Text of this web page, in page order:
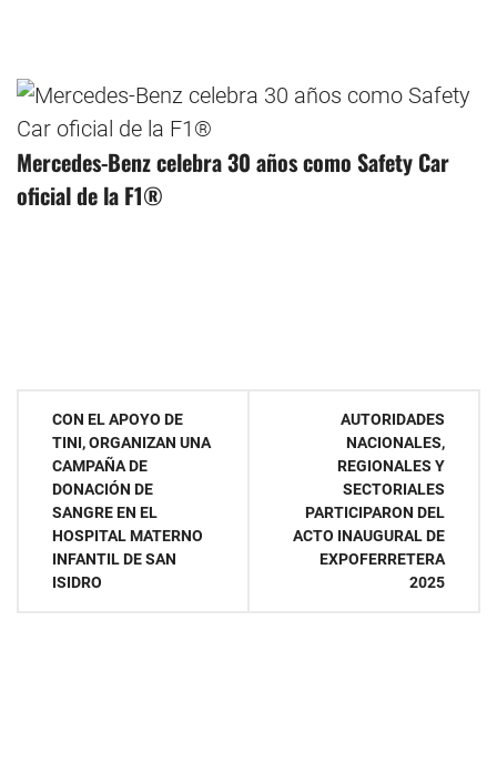
Mercedes-Benz celebra 30 años como Safety Car
oficial de la F1®
Navegación
entradas
CON EL APOYO DE
TINI, ORGANIZAN UNA
CAMPAÑA DE
DONACIÓN DE
SANGRE EN EL
HOSPITAL MATERNO
INFANTIL DE SAN
ISIDRO
AUTORIDADES
NACIONALES,
REGIONALES Y
SECTORIALES
PARTICIPARON DEL
ACTO INAUGURAL DE
EXPOFERRETERA
2025